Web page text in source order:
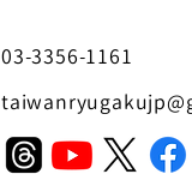
03-3356-1161